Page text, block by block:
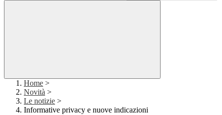
Home >
Novità >
Le notizie >
Informative privacy e nuove indicazioni